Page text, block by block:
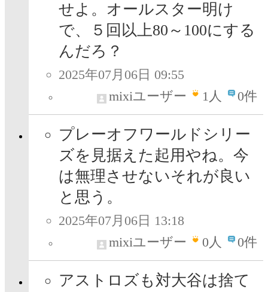
せよ。オールスター明け
で、５回以上80～100にする
んだろ？
2025年07月06日 09:55
mixiユーザー
1人 0件
プレーオフワールドシリー
ズを見据えた起用やね。今
は無理させないそれが良い
と思う。
2025年07月06日 13:18
mixiユーザー
0人 0件
アストロズも対大谷は捨て